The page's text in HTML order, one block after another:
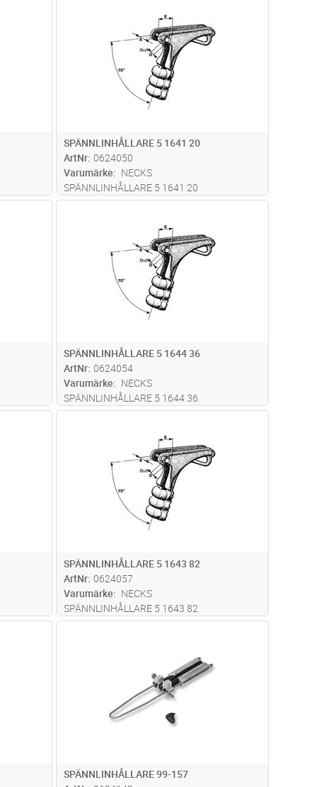
att fukt
SPÄNNLINHÅLLARE 5 1641 20
ArtNr 0624050
Varumärke
NECKS
SPÄNNLINHÅLLARE 5 1641 20
SPÄNNLINHÅLLARE 5 1644 36
ArtNr 0624054
Varumärke
NECKS
SPÄNNLINHÅLLARE 5 1644 36
SPÄNNLINHÅLLARE 5 1643 82
ArtNr 0624057
Varumärke
NECKS
SPÄNNLINHÅLLARE 5 1643 82
SPÄNNLINHÅLLARE 99-157